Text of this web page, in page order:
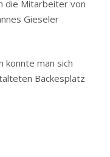
die Mitarbeiter von
Gieseler
konnte man sich
Backesplatz